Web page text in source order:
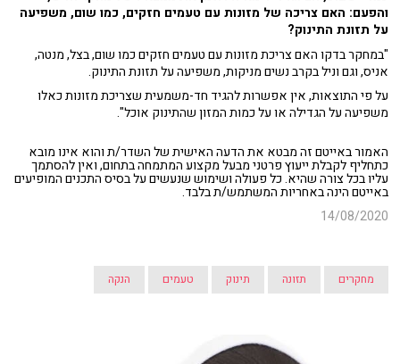
והפעם: האם צריכה של מזונות עם טעמים חזקים, כמו שום, משפיעה
על תזונת התינוק?
"במחקר בדקו האם צריכת מזונות עם טעמים חזקים כמו שום, בצל, מנטה,
אניס, וגם וניל בקרב נשים מניקות, משפיעה על תזונת התינוק.
על פי התוצאות, אין אפשרות להגיד חד-משמעית שצריכת מזונות כאלו
משפיעה על הגדילה או על כמות המזון שהתינוק אוכל".
האמור באייטם זה מבטא את הדעה האישית של השדר/ת והוא אינו מובא
כתחליף לקבלת ייעוץ פרטני מבעל מקצוע המתמחה בתחום, ואין להסתמך
עליו בכל צורה שהיא. כל פעולה ושימוש שנעשים על בסיס התכנים המופיעים
באייטם הינה באחריות המשתמש/ת בלבד.
14/08/2020
מחקרים תזונה תינוק טעמים הנקה